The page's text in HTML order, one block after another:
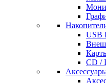
USB
CD /